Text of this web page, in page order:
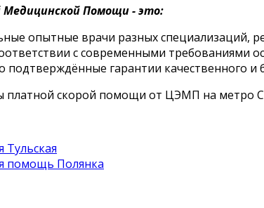
Помощи - это:
опытные врачи разных специализаций,
с современными требованиями
подтверждённые гарантии качественного и
платной скорой помощи от ЦЭМП на метро
Тульская
помощь Полянка